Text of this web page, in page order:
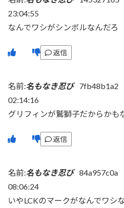
23:04:55
なんでワシがシンボルなんだろ
返信
名前:名もなき忍び 7fb48b1a2
02:14:16
グリフィンが鷲獅子だからかも
返信
名前:名もなき忍び 84a957c0a
08:06:24
いやLCKのマークがなんでワシ